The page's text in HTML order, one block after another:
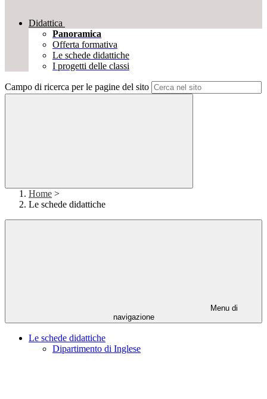
Didattica
Panoramica
Offerta formativa
Le schede didattiche
I progetti delle classi
Campo di ricerca per le pagine del sito
Home >
Le schede didattiche
Menu di
navigazione
Le schede didattiche
Dipartimento di Inglese